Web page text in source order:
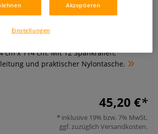
4 Erweiterungsset für den Spannrahmen
cm x 114 cm. Mit 12 Spankrallen,
und praktischer Nylontasche.
45,20 €
inklusive 19% bzw. 7% MwSt,
ggf. zuzüglich Versandkosten.
Akzeptieren
Einstellungen